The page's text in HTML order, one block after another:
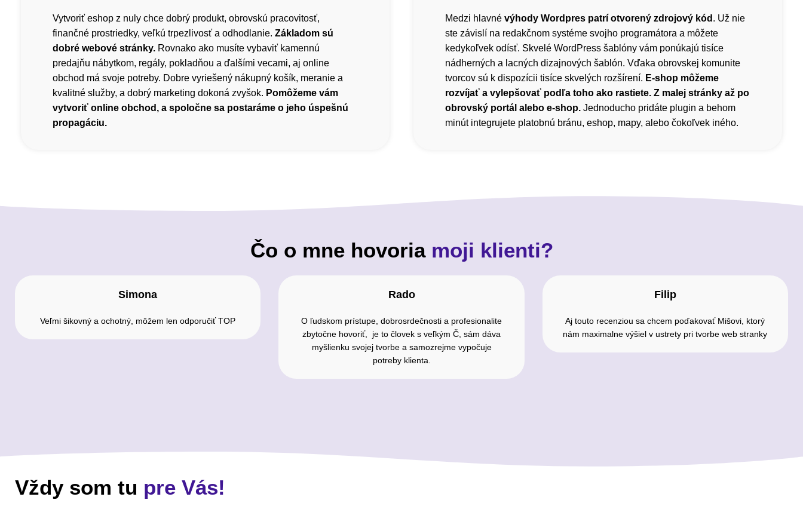
Vytvoriť eshop z nuly chce dobrý produkt, obrovskú pracovitosť,
finančné prostriedky, veľkú trpezlivosť a odhodlanie. Základom sú
dobré webové stránky. Rovnako ako musíte vybaviť kamennú
predajňu nábytkom, regály, pokladňou a ďalšími vecami, aj online
obchod má svoje potreby. Dobre vyriešený nákupný košík, meranie a
kvalitné služby, a dobrý marketing dokoná zvyšok. Pomôžeme vám
vytvoriť online obchod, a spoločne sa postaráme o jeho úspešnú
propagáciu.
Medzi hlavné výhody Wordpres patrí otvorený zdrojový kód . Už nie
ste závislí na redakčnom systéme svojho programátora a môžete
kedykoľvek odísť. Skvelé WordPress šablóny vám ponúkajú tisíce
nádherných a lacných dizajnových šablón. Vďaka obrovskej komunite
tvorcov sú k dispozícii tisíce skvelých rozšírení. E-shop môžeme
rozvíjať a vylepšovať podľa toho ako rastiete. Z malej stránky až po
obrovský portál alebo e-shop. Jednoducho pridáte plugin a behom
minút integrujete platobnú bránu, eshop, mapy, alebo čokoľvek iného.
Čo o mne hovoriamoji klienti?
Simona
Veľmi šikovný a ochotný, môžem len odporučiť TOP
Rado
O ľudskom prístupe, dobrosrdečnosti a profesionalite
zbytočne hovoriť, je to človek s veľkým Č, sám dáva
myšlienku svojej tvorbe a samozrejme vypočuje
potreby klienta.
Filip
Aj touto recenziou sa chcem poďakovať Mišovi, ktorý
nám maximalne výšiel v ustrety pri tvorbe web stranky
Vždy som tu pre Vás!